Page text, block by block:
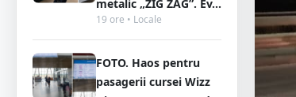
metalic „ZIG ZAG”. Ev...
19 ore • Locale
FOTO. Haos pentru
pasagerii cursei Wizz